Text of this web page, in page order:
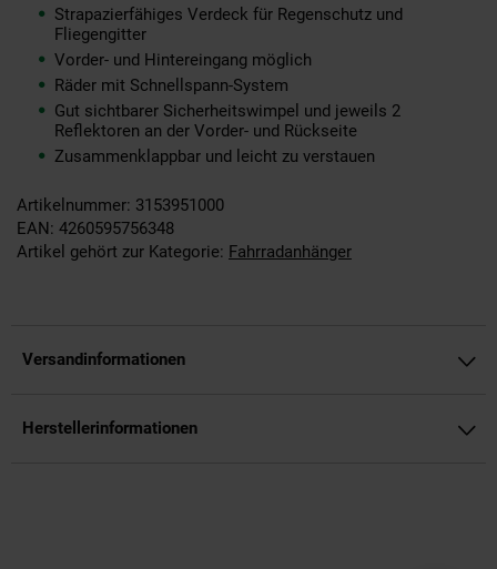
Strapazierfähiges Verdeck für Regenschutz und
Fliegengitter
Vorder- und Hintereingang möglich
Räder mit Schnellspann-System
Gut sichtbarer Sicherheitswimpel und jeweils 2
Reflektoren an der Vorder- und Rückseite
Zusammenklappbar und leicht zu verstauen
Artikelnummer: 3153951000
EAN: 4260595756348
Artikel gehört zur Kategorie: Fahrradanhänger
Versandinformationen
Herstellerinformationen